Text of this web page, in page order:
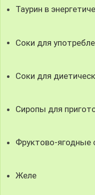
Таурин в
Соки для
Соки для
Сиропы для
Фруктово-ягодные
Желе